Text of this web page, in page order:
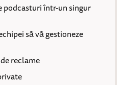
podcasturi într-un singur
să vă gestioneze
reclame